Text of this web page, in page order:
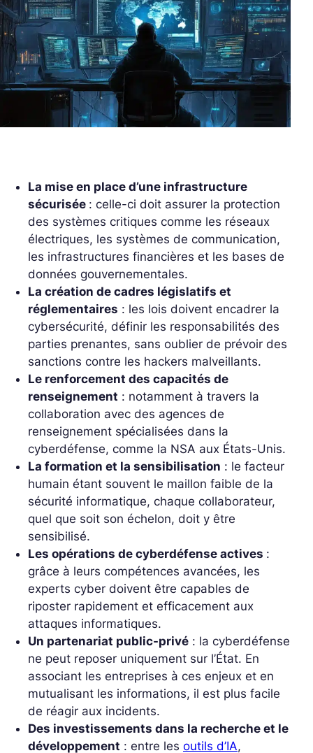
La mise en place d’une infrastructure
sécurisée : celle-ci doit assurer la protection
des systèmes critiques comme les réseaux
électriques, les systèmes de communication,
les infrastructures financières et les bases de
données gouvernementales.
La création de cadres législatifs et
réglementaires : les lois doivent encadrer la
cybersécurité, définir les responsabilités des
parties prenantes, sans oublier de prévoir des
sanctions contre les hackers malveillants.
Le renforcement des capacités de
renseignement : notamment à travers la
collaboration avec des agences de
renseignement spécialisées dans la
cyberdéfense, comme la NSA aux États-Unis.
La formation et la sensibilisation : le facteur
humain étant souvent le maillon faible de la
sécurité informatique, chaque collaborateur,
quel que soit son échelon, doit y être
sensibilisé.
Les opérations de cyberdéfense actives :
grâce à leurs compétences avancées, les
experts cyber doivent être capables de
riposter rapidement et efficacement aux
attaques informatiques.
Un partenariat public-privé : la cyberdéfense
ne peut reposer uniquement sur l’État. En
associant les entreprises à ces enjeux et en
mutualisant les informations, il est plus facile
de réagir aux incidents.
Des investissements dans la recherche et le
développement : entre les outils d’IA,